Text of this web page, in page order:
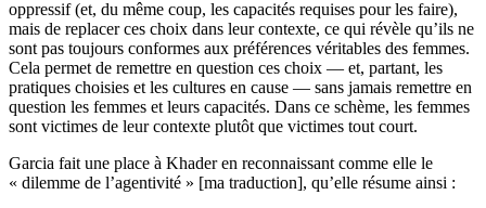
oppressif (et, du même coup, les capacités requises pour les faire),
mais de replacer ces choix dans leur contexte, ce qui révèle qu’ils ne
sont pas toujours conformes aux préférences véritables des femmes.
Cela permet de remettre en question ces choix — et, partant, les
pratiques choisies et les cultures en cause — sans jamais remettre en
question les femmes et leurs capacités. Dans ce schème, les femmes
sont victimes de leur contexte plutôt que victimes tout court.
Garcia fait une place à Khader en reconnaissant comme elle le
« dilemme de l’agentivité » [ma traduction], qu’elle résume ainsi :